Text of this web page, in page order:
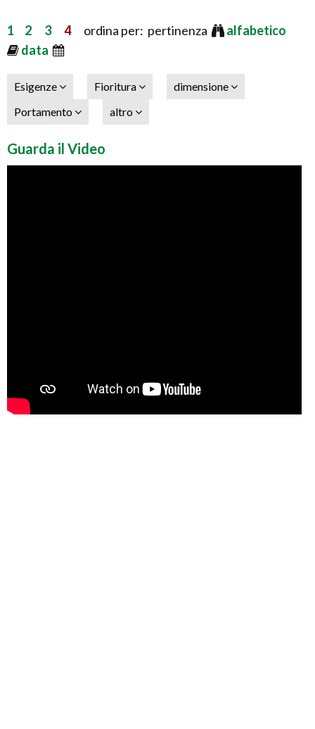
1 2 3 4ordina per: pertinenza
alfabetico
data
Esigenze Fioritura
dimensione
Portamento
altro
Guarda il Video